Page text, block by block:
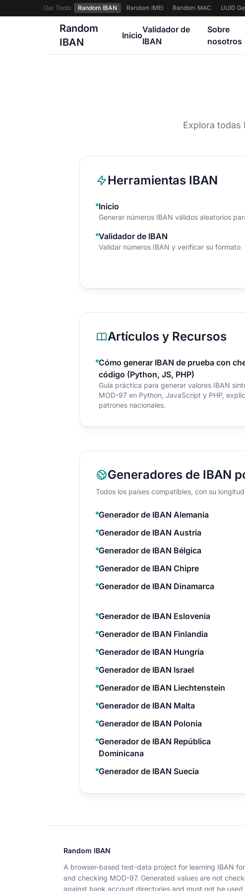
Our Tools: Random IBAN · Random IMEI · Random MAC · UUID
Random
IBAN
Inicio
Validador de
IBAN
Sobre
nosotros
Explora todas
Herramientas IBAN
Inicio
Generar números IBAN válidos aleatorios
Validador de IBAN
Validar números IBAN y verificar su formato
Artículos y Recursos
Cómo generar IBAN de prueba con
código (Python, JS, PHP)
Guía práctica para generar valores IBAN
MOD-97 en Python, JavaScript y PHP,
patrones nacionales.
Generadores de IBAN
Todos los países compatibles, con su
Generador de IBAN Alemania
Generador de IBAN Austria
Generador de IBAN Bélgica
Generador de IBAN Chipre
Generador de IBAN Dinamarca
Generador de IBAN Eslovenia
Generador de IBAN Finlandia
Generador de IBAN Hungría
Generador de IBAN Israel
Generador de IBAN Liechtenstein
Generador de IBAN Malta
Generador de IBAN Polonia
Generador de IBAN República
Dominicana
Generador de IBAN Suecia
Random IBAN
A browser-based test-data project for learning IBAN
and checking MOD-97. Generated values are not
against bank account directories and must not be used